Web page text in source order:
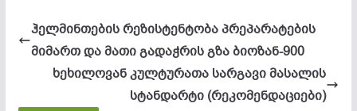
ჰელმინთების რეზისტენტობა პრეპარატების
მიმართ და მათი გადაჭრის გზა ბიოზან-900
ხეხილოვან კულტურათა სარგავი მასალის
სტანდარტი (რეკომენდაციები)